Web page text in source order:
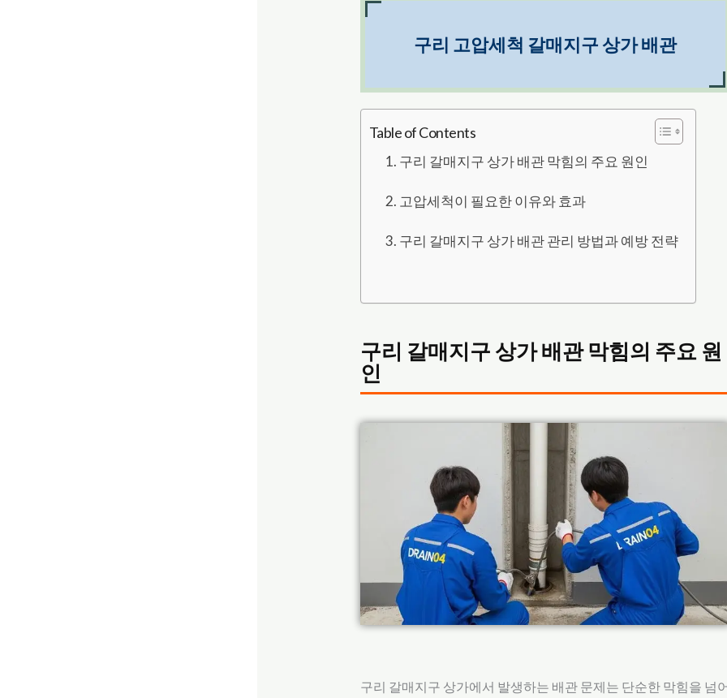
구리 고압세척 갈매지구 상가 배관
Table of Contents
구리 갈매지구 상가 배관 막힘의 주요 원인
고압세척이 필요한 이유와 효과
구리 갈매지구 상가 배관 관리 방법과 예방 전략
구리 갈매지구 상가 배관 막힘의 주요 원
인
구리 갈매지구 상가에서 발생하는 배관 문제는 단순한 막힘을 넘